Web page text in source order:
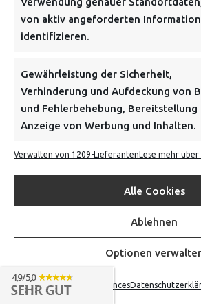
von aktiv angeforderten
identifizieren.
Gewährleistung der Sicherheit,
Verhinderung und Aufdeckung von
und Fehlerbehebung, Bereitstellung
Anzeige von Werbung und Inhalten.
Verwalten von 1209-LieferantenLese mehr über
Alle Cookies
Ablehnen
Optionen
Opt-out preferences
Von Tiling GmbH
Kontakt: Mo - Fr von 10:00 bis
info@vontiling.de
Schnell und grün versendet: